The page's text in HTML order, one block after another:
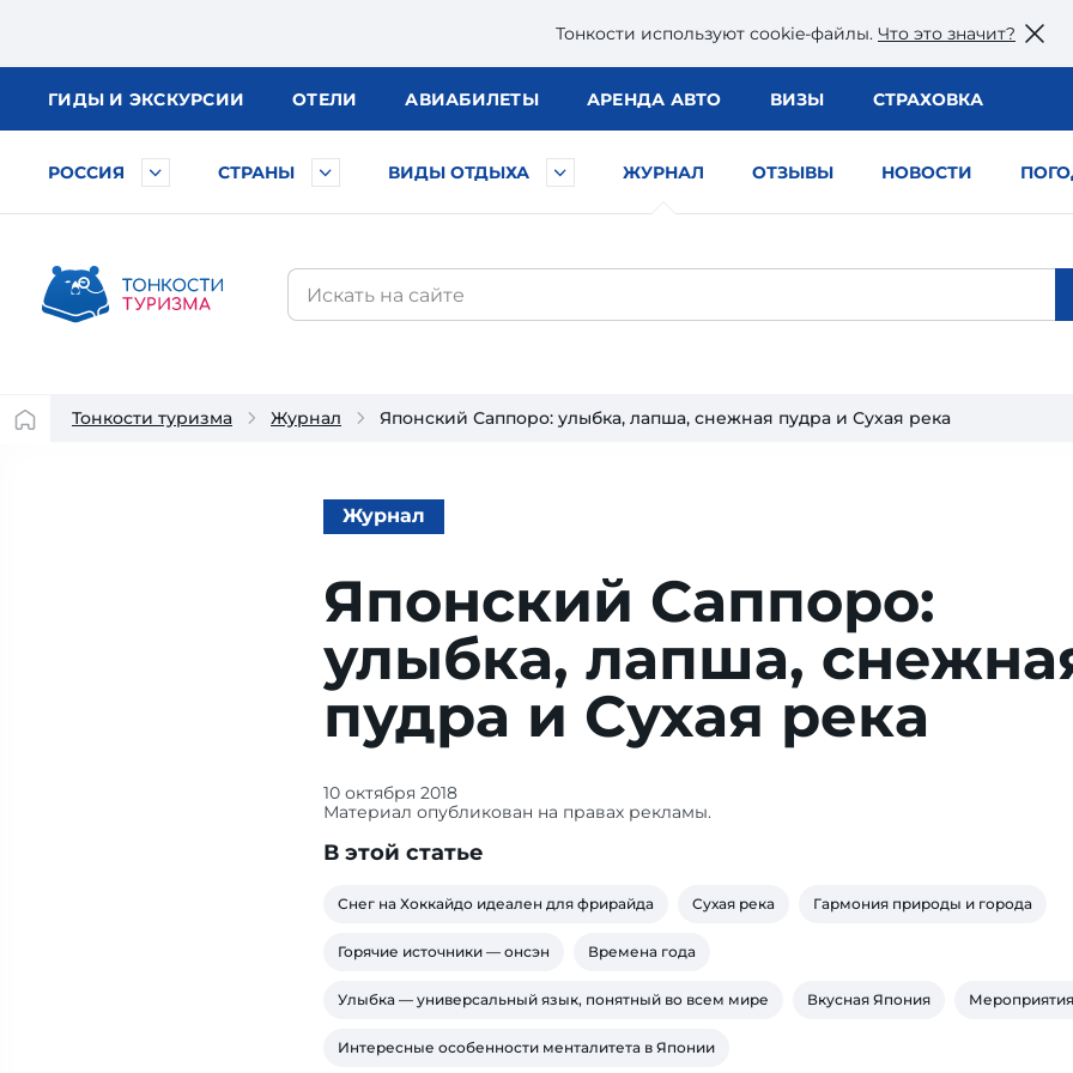
Тонкости используют сookie-файлы. Что это значит?
ГИДЫ И ЭКСКУРСИИ ОТЕЛИ АВИАБИЛЕТЫ АРЕНДА АВТО ВИЗЫ СТРАХОВКА
РОССИЯ СТРАНЫ ВИДЫ ОТДЫХА ЖУРНАЛ ОТЗЫВЫ НОВОСТИ
Тонкости туризма Журнал Японский Саппоро: улыбка, лапша, снежная пудра и Сухая река
Журнал
Японский Саппоро:
улыбка, лапша,
пудра и Сухая река
Рассказ
особенностях
отдыха.
информация
для
10 октября 2018
Материал опубликован на правах рекламы.
В этой статье
Снег на Хоккайдо идеален для фрирайда Сухая река Гармония природы и города
Горячие источники — онсэн Времена года
Улыбка — универсальный язык, понятный во всем мире Вкусная Япония Мероприятия
Интересные особенности менталитета в Японии